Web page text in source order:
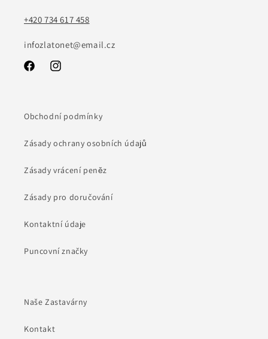
+420 734 617 458
infozlatonet@email.cz
FacebookInstagram
Obchodní podmínky
Zásady ochrany osobních údajů
Zásady vrácení peněz
Zásady pro doručování
Kontaktní údaje
Puncovní značky
Naše Zastavárny
Kontakt